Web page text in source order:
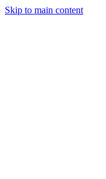
Skip to main content